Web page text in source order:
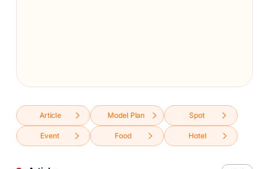
Article Model Plan Spot
Event Food Hotel